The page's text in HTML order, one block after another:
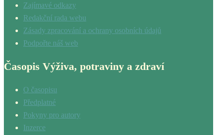
Zajímavé odkazy
Redakční rada webu
Zásady zpracování a ochrany osobních údajů
Podpořte náš web
Časopis Výživa, potraviny a zdraví
O časopisu
Předplatné
Pokyny pro autory
Inzerce